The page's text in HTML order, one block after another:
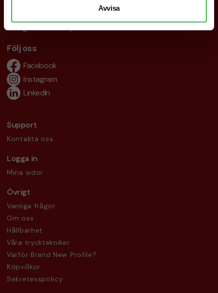
Avvisa
info@brandnewprofile.com
Följ oss
Facebook
Instagram
LinkedIn
Support
Kontakta oss
Logga in
Mina sidor
Övrigt
Vanliga frågor
Om oss
Hållbarhet
Våra trycktekniker
Varför Brand New Profile?
Köpvillkor
Sekretesspolicy